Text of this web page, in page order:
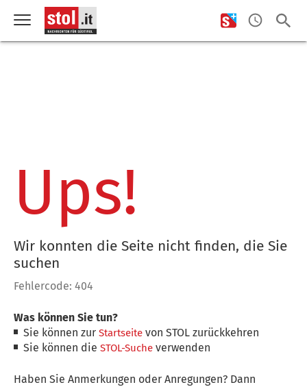
Ups!
Wir konnten die Seite nicht finden, die Sie
suchen
Fehlercode: 404
Was können Sie tun?
Sie können zurStartseite von STOL zurückkehren
Sie können dieSTOL-Suche verwenden
Haben Sie Anmerkungen oder Anregungen? Dann